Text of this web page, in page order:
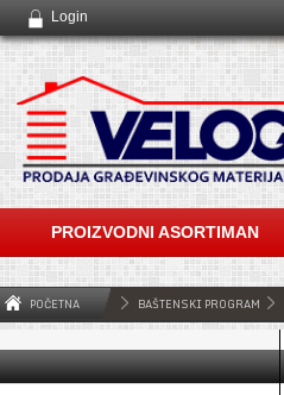
Login
PROIZVODNI ASORTIMAN
POČETNA BAŠTENSKI PROGRAM